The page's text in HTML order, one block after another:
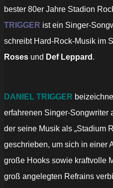
bester 80er Jahre Stadion
TRIGGER ist ein Singer-
schreibt Hard-Rock-Musik im
Roses und Def Leppard .
DANIEL TRIGGER
erfahrenen Singer-Songwriter
der seine Musik als „Stadium
geschrieben, um sich in einer
große Hooks sowie kraftvolle
groß angelegten Refrains